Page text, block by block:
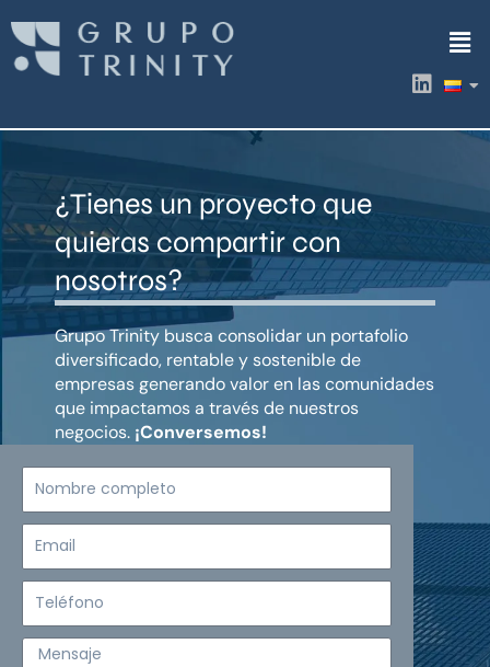
contenido
L
i
k
i
¿Tienes un proyecto que
quieras compartir con
nosotros?
Grupo Trinity busca consolidar un portafolio
diversificado, rentable y sostenible de
empresas generando valor en las comunidades
que impactamos a través de nuestros
negocios. ¡Conversemos!
Mensaje